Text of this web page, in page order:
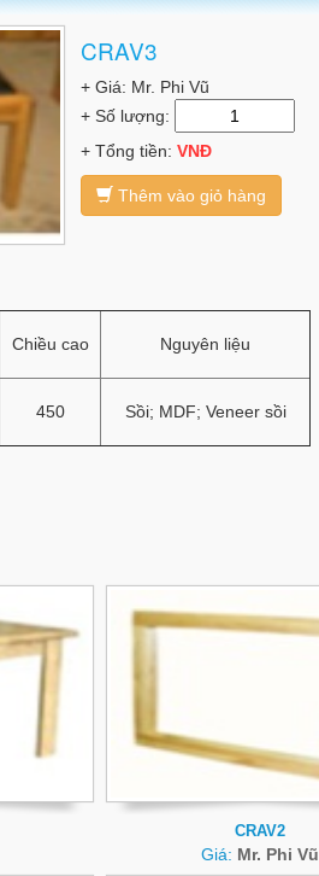
CRAV3
+ Giá: Mr. Phi Vũ
+ Số lượng:
+ Tổng tiền: VNĐ
Thêm vào giỏ hàng
Chiều cao Nguyên liệu
450 Sồi; MDF; Veneer sồi
CRAV2
Giá: Mr. Phi Vũ